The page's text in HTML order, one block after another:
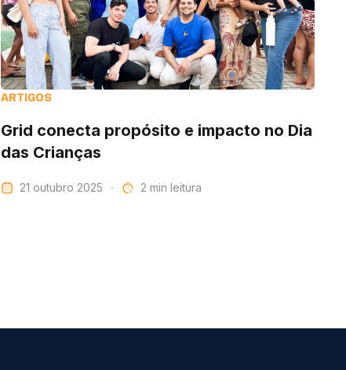
ARTIGOS
Grid conecta propósito e impacto no Dia
das Crianças
21 outubro 2025 leitura